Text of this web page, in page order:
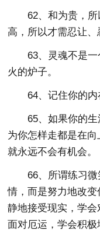
62、和为贵，
高，所以才需忍让、
63、灵魂不是
火的炉子。
64、记住你的内
65、如果你的
为你怎样走都是在
就永远不会有机会。
66、所谓练习
情，而是努力地改
静地接受现实，学
面对厄运，学会积